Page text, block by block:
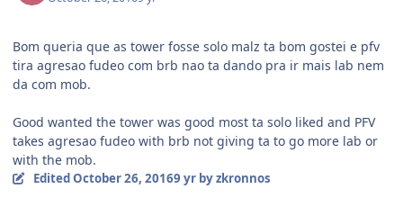
Bom queria que as tower fosse solo malz ta bom gostei e pfv
tira agresao fudeo com brb nao ta dando pra ir mais lab nem
da com mob.
Good wanted the tower was good most ta solo liked and PFV
takes agresao fudeo with brb not giving ta to go more lab or
with the mob.
EditedOctober 26, 20169 yrby zkronnos